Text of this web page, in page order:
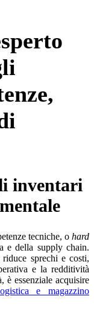
inventari
tecniche, o hard
e della supply chain.
sprechi e costi,
e la redditività
è essenziale acquisire
e magazzino